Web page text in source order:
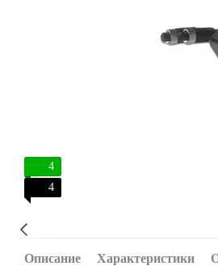
4
4
Описание Характеристики